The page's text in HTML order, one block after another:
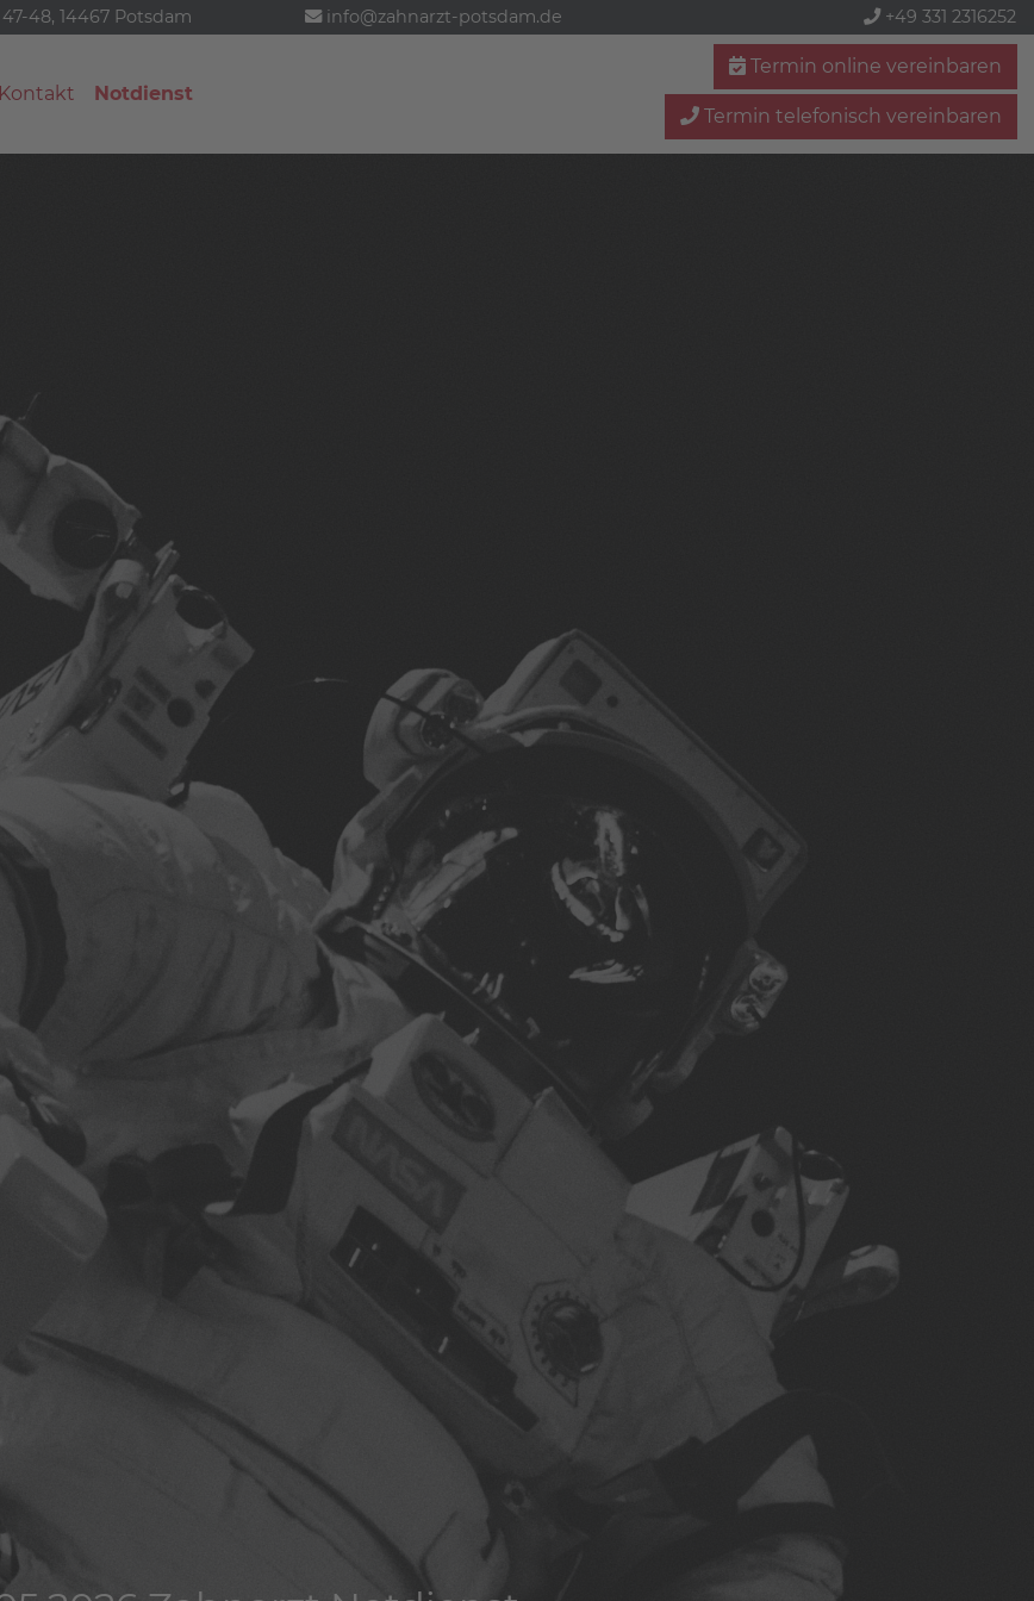
48, 14467 Potsdam info@zahnarzt-potsdam.de +49 331 2316252
Kontakt Notdienst
Termin online vereinbaren
Termin telefonisch vereinbaren